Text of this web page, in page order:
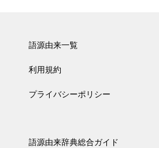
語源由来一覧
利用規約
プライバシーポリシー
語源由来辞典総合ガイド